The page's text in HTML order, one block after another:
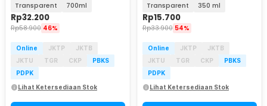
Transparent 700ml
Rp32.200
Rp58.900 46%
Online JKTP
JKTB
JKTU
TGR CKP
PBKS
PDPK
Lihat Ketersediaan Stok
Bamboo Lid - INU54
Transparent 350 ml
Rp15.700
Rp33.900 54%
Online JKTP
JKTB
JKTU
TGR CKP
PBKS
PDPK
Lihat Ketersediaan Stok